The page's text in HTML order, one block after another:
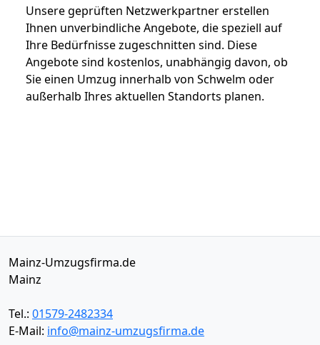
Unsere geprüften Netzwerkpartner erstellen
Ihnen unverbindliche Angebote, die speziell auf
Ihre Bedürfnisse zugeschnitten sind. Diese
Angebote sind kostenlos, unabhängig davon, ob
Sie einen Umzug innerhalb von Schwelm oder
außerhalb Ihres aktuellen Standorts planen.
Mainz-Umzugsfirma.de
Mainz
Tel.: 01579-2482334
E-Mail: info@mainz-umzugsfirma.de